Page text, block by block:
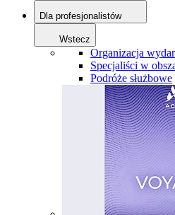
Dla profesjonalistów
Wstecz
Organizacja
Specjaliści w
Podróże służbowe